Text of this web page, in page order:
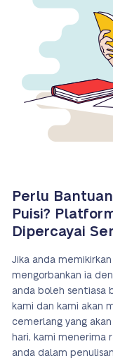
Perlu
Puisi?
Dipercayai
Jika anda
mengorbankan ia
anda boleh sentiasa
kami dan kami akan
cemerlang yang
hari, kami menerima
anda dalam